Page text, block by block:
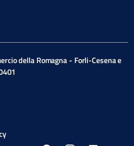
della Romagna - Forli-Cesena e